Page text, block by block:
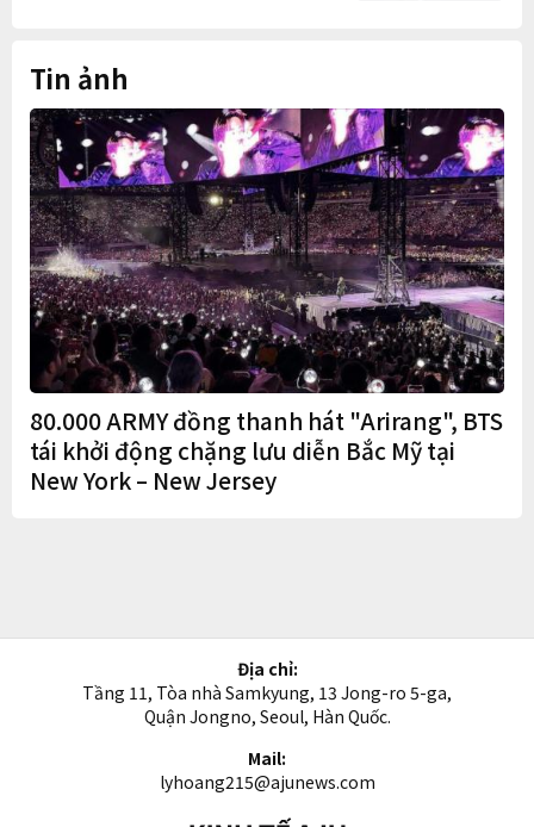
Tin ảnh
80.000 ARMY đồng thanh hát "Arirang", BTS
tái khởi động chặng lưu diễn Bắc Mỹ tại
New York – New Jersey
Địa chỉ:
Tầng 11, Tòa nhà Samkyung, 13 Jong-ro 5-ga,
Quận Jongno, Seoul, Hàn Quốc.
Mail:
lyhoang215@ajunews.com